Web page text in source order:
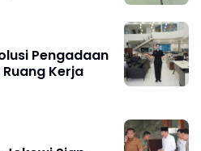
Pengadaan
Kerja